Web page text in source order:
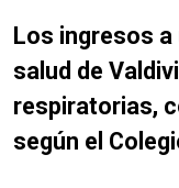
Los ingresos
salud de
respiratorias,
según el